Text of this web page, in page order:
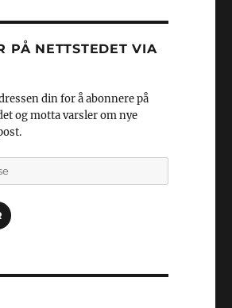
PÅ NETTSTEDET VIA
din for å abonnere på
og motta varsler om nye